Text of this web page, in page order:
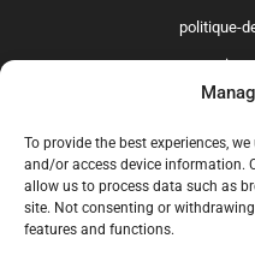
To provide the best experiences,
and/or access device information.
allow us to process data such as
site. Not consenting or
features and functions.
politique-
qui-
US GB FR IT